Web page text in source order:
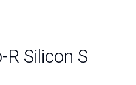
Silicon S